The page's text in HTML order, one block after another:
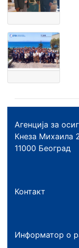
Агенција за
Кнеза Михаила
11000 Београд
Контакт
Информатор о